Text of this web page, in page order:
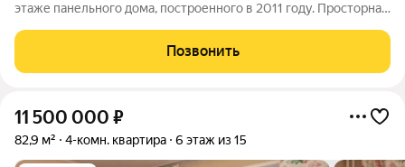
этаже панельного дома, построенного в 2011 году. Просторная
элементами декора. Из окон открывается вид на городскую
улицу, что обеспечивает
Позвонить
11 500 000 ₽
82,9 м² 4-комн. квартира 6 этаж из 15